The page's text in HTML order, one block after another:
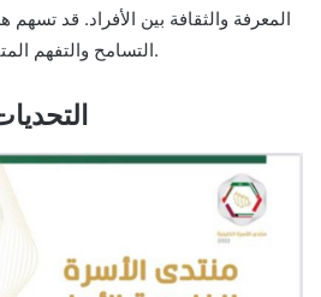
المعرفة والثقافة بين الأفراد. قد
التسامح والتفهم المتبادل بين الثقافات المختلفة.